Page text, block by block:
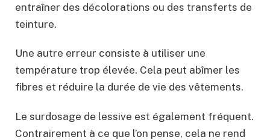
entraîner des décolorations ou des transferts de
teinture.
Une autre erreur consiste à utiliser une
température trop élevée. Cela peut abîmer les
fibres et réduire la durée de vie des vêtements.
Le surdosage de lessive est également fréquent.
Contrairement à ce que l’on pense, cela ne rend